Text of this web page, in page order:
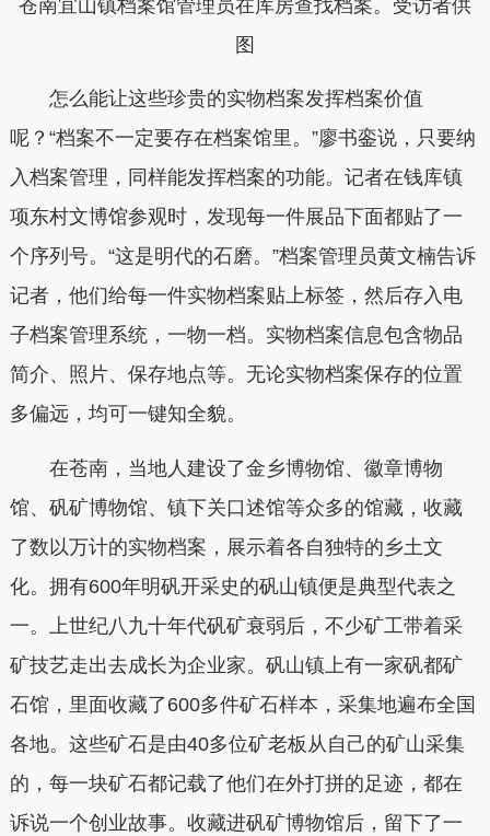
苍南宜山镇档案馆管理员在库房查找档案。受访者供
图
怎么能让这些珍贵的实物档案发挥档案价值
呢？“档案不一定要存在档案馆里。”廖书銮说，只要纳
入档案管理，同样能发挥档案的功能。记者在钱库镇
项东村文博馆参观时，发现每一件展品下面都贴了一
个序列号。“这是明代的石磨。”档案管理员黄文楠告诉
记者，他们给每一件实物档案贴上标签，然后存入电
子档案管理系统，一物一档。实物档案信息包含物品
简介、照片、保存地点等。无论实物档案保存的位置
多偏远，均可一键知全貌。
在苍南，当地人建设了金乡博物馆、徽章博物
馆、矾矿博物馆、镇下关口述馆等众多的馆藏，收藏
了数以万计的实物档案，展示着各自独特的乡土文
化。拥有600年明矾开采史的矾山镇便是典型代表之
一。上世纪八九十年代矾矿衰弱后，不少矿工带着采
矿技艺走出去成长为企业家。矾山镇上有一家矾都矿
石馆，里面收藏了600多件矿石样本，采集地遍布全国
各地。这些矿石是由40多位矿老板从自己的矿山采集
的，每一块矿石都记载了他们在外打拼的足迹，都在
诉说一个创业故事。收藏进矾矿博物馆后，留下了一